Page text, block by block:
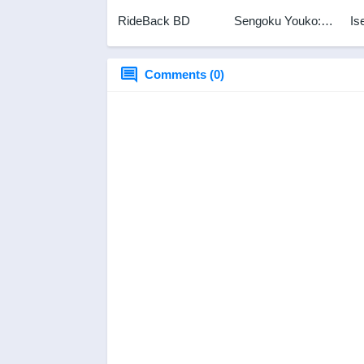
RideBack BD
Sengoku Youko:
Comments (0)